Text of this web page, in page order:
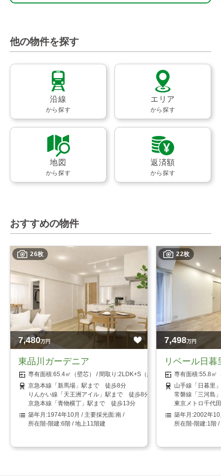
他の物件を探す
沿線
から探す
エリア
から探す
地図
から探す
返済額
から探す
おすすめの物件
26枚
7,480万円
東品川ガーデニア
65.4㎡（壁芯）
2LDK+S（納戸）
京急本線「新馬場」駅まで 徒歩8分
りんかい線「天王洲アイル」駅まで 徒歩8分
京急本線「青物横丁」駅まで 徒歩13分
1974年10月
南
6階 / 地上11階建
22枚
7,498万円
リベール日
55.8㎡
山手線「日暮里
常磐線「三河島
東京メトロ千代
2002年10
1階